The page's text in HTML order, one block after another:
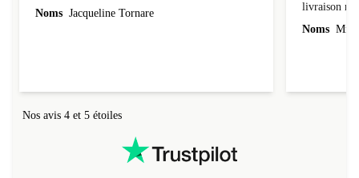
Noms Jacqueline Tornare
Noms
Nos avis 4 et 5 étoiles